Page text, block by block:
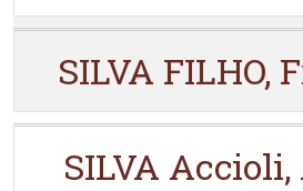
SILVA FILHO,
SILVA